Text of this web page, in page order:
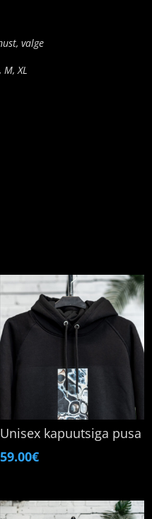
valge
M, XL
Unisex kapuutsiga pusa
59.00€